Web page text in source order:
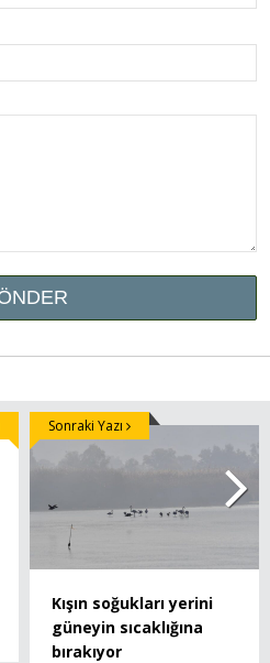
Kışın soğukları yerini
güneyin sıcaklığına
bırakıyor
Sonraki Yazı